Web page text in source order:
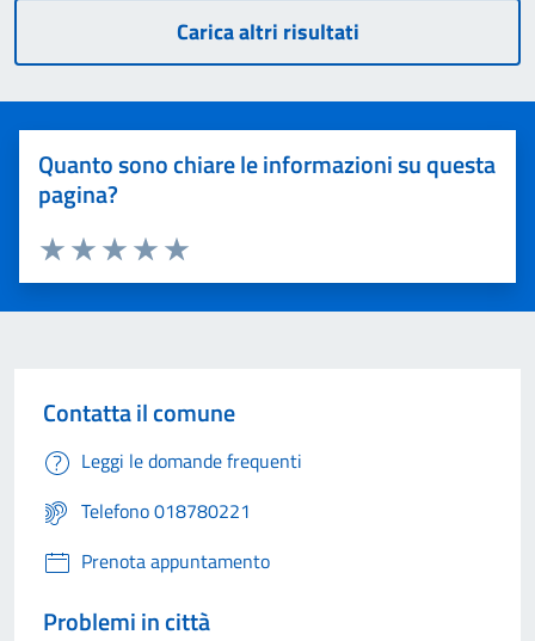
Carica altri risultati
Quanto sono chiare le informazioni su questa
pagina?
Valuta 5 stelle su 5
Valuta 4 stelle su 5
Valuta 3 stelle su 5
Valuta 2 stelle su 5
Valuta 1 stelle su 5
Contatta il comune
Leggi le domande frequenti
Telefono 018780221
Prenota appuntamento
Problemi in città